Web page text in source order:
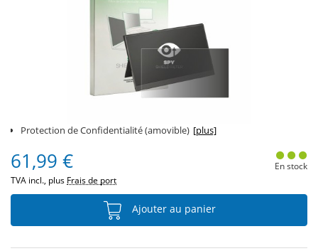
Protection de Confidentialité (amovible) [plus]
61,99 €
TVA incl., plus Frais de port
En stock
Ajouter au panier